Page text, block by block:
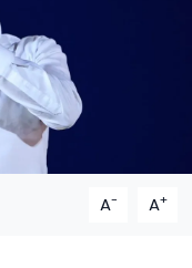
A- A+